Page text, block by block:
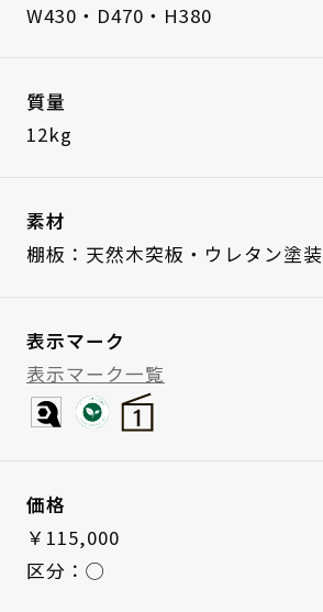
W430・D470・H380
質量
12kg
素材
棚板：天然木突板・ウレタン塗装
表示マーク
表示マーク一覧
価格
￥115,000
区分：◯